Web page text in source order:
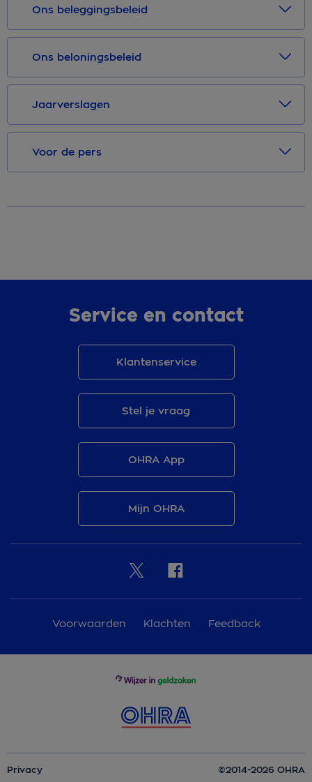
Ons beleggingsbeleid
Ons beloningsbeleid
Jaarverslagen
Voor de pers
Service en contact
Klantenservice
Stel je vraag
OHRA App
Mijn OHRA
Voorwaarden Klachten Feedback
Privacy ©2014-2026 OHRA